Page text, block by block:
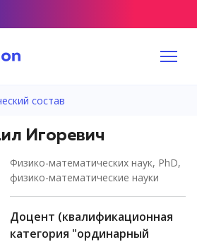
состав
Игоревич
физико-математических наук, PhD,
физико-математические науки
доцент (квалификационная
категория "ординарный